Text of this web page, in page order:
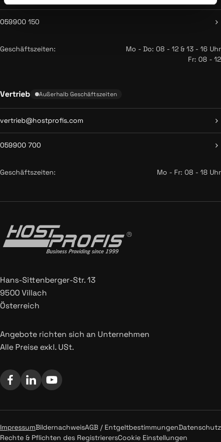
059900 150
Geschäftszeiten:
Mo - Do: 08 - 12 & 13 - 16 Uhr
Fr: 08 - 12
Vertrieb Außerhalb Geschäftszeiten
vertrieb@hostprofis.com
059900 700
Geschäftszeiten: Mo - Fr: 08 - 18 Uhr
Hans-Sittenberger-Str. 13
9500 Villach
Österreich
Angebote richten sich an Unternehmen
Alle Preise exkl. USt.
ImpressumBildernachweisAGB / EntgeltbestimmungenDatenschutz
Rechte & Pflichten des RegistrierersCookie Einstellungen